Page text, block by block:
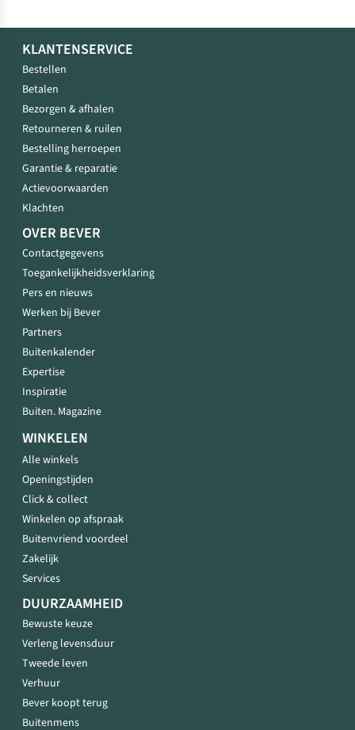
KLANTENSERVICE
Bestellen
Betalen
Bezorgen & afhalen
Retourneren & ruilen
Bestelling herroepen
Garantie & reparatie
Actievoorwaarden
Klachten
OVER BEVER
Contactgegevens
Toegankelijkheidsverklaring
Pers en nieuws
Werken bij Bever
Partners
Buitenkalender
Expertise
Inspiratie
Buiten. Magazine
WINKELEN
Alle winkels
Openingstijden
Click & collect
Winkelen op afspraak
Buitenvriend voordeel
Zakelijk
Services
DUURZAAMHEID
Bewuste keuze
Verleng levensduur
Tweede leven
Verhuur
Bever koopt terug
Buitenmens